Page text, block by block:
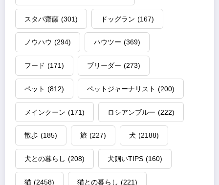
スタパ齋藤 (301) ドッグラン (167)
ノウハウ (294) ハウツー (369)
フード (171) ブリーダー (273)
ペット (812) ペットジャーナリスト (200)
メインクーン (171) ロシアンブルー (222)
散歩 (185) 旅 (227) 犬 (2188)
犬との暮らし (208) 犬飼いTIPS (160)
猫 (2458) 猫との暮らし (221)